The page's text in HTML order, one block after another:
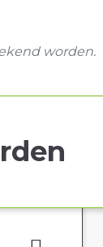
worden.